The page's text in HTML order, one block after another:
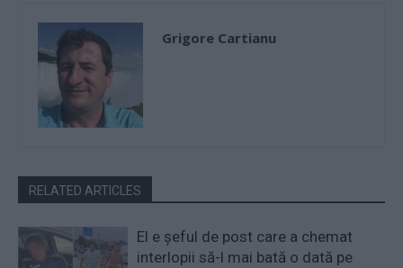
Grigore Cartianu
RELATED ARTICLES
El e șeful de post care a chemat
interlopii să-l mai bată o dată pe